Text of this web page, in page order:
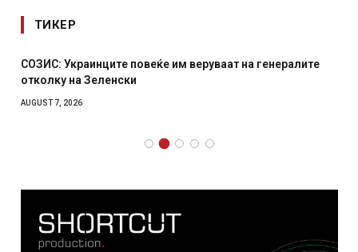
ТИКЕР
СОЗИС: Украинците повеќе им веруваат на генералите
отколку на Зеленски
AUGUST 7, 2026